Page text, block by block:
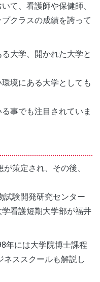
て、看護師や保健師、
クラスの成績を誇って
大学、開かれた大学と
境にある大学としても
事でも注目されていま
策定され、その後、
試験開発研究センター
看護短期大学部が福井
年には大学院博士課程
ネススクールも解説し